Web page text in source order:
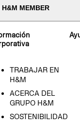
H&M MEMBER
TRABAJAR EN
H&M
ACERCA DEL
GRUPO H&M
SOSTENIBILIDAD